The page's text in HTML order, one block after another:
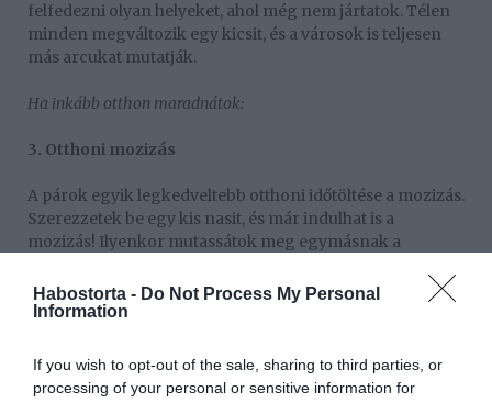
Habostorta - Do Not Process My Personal
Information
If you wish to opt-out of the sale, sharing to third parties, or
processing of your personal or sensitive information for
felfedezni olyan helyeket, ahol még nem jártatok. Télen
minden megváltozik egy kicsit, és a városok is teljesen
más arcukat mutatják.
Ha inkább otthon maradnátok:
3. Otthoni mozizás
A párok egyik legkedveltebb otthoni időtöltése a mozizás.
Szerezzetek be egy kis nasit, és már indulhat is a
mozizás! Ilyenkor mutassátok meg egymásnak a
majd a másikról.
Ha szerettek főzni, vagy csak imádtok enni, akkor nincs